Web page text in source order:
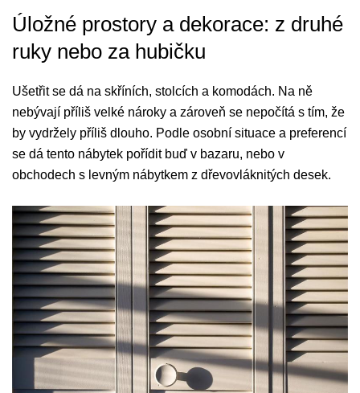
Úložné prostory a dekorace: z druhé
ruky nebo za hubičku
Ušetřit se dá na skříních, stolcích a komodách. Na ně
nebývají příliš velké nároky a zároveň se nepočítá s tím, že
by vydržely příliš dlouho. Podle osobní situace a preferencí
se dá tento nábytek pořídit buď v bazaru, nebo v
obchodech s levným nábytkem z dřevovláknitých desek.